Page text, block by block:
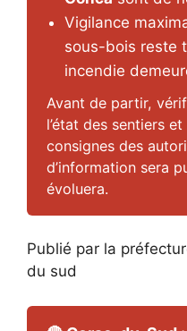
Vigilance
sous-bois reste
incendie
Avant de partir,
l’état des sentiers
consignes des
d’information sera
évoluera.
Publié par la
du sud